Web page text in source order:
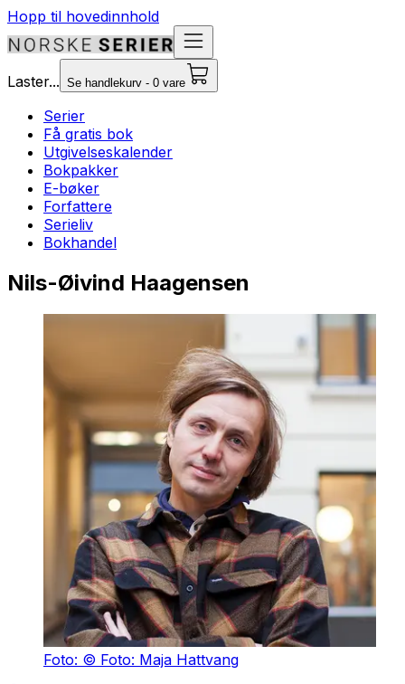
Hopp til hovedinnhold
Laster... Se handlekurv - 0 vare
Serier
Få gratis bok
Utgivelseskalender
Bokpakker
E-bøker
Forfattere
Serieliv
Bokhandel
Nils-Øivind Haagensen
Foto: © Foto: Maja Hattvang